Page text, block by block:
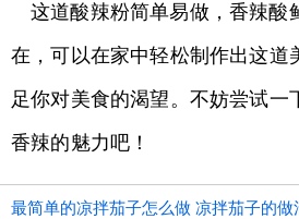
这道酸辣粉简单易做，香辣酸
在，可以在家中轻松制作出这道
足你对美食的渴望。不妨尝试一
香辣的魅力吧！
最简单的凉拌茄子怎么做 凉拌茄子的做